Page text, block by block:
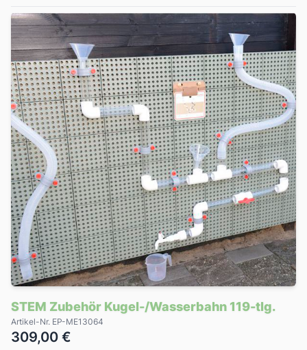
STEM Zubehör Kugel-/Wasserbahn 119-tlg.
Artikel-Nr. EP-ME13064
309,00 €